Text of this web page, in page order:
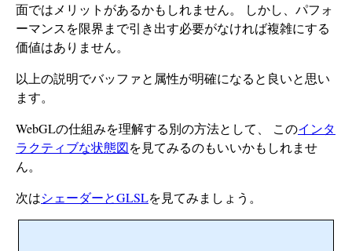
面ではメリットがあるかもしれません。 しかし、パフォ
ーマンスを限界まで引き出す必要がなければ複雑にする
価値はありません。
以上の説明でバッファと属性が明確になると良いと思い
ます。
WebGLの仕組みを理解する別の方法として、 このインタ
ラクティブな状態図を見てみるのもいいかもしれませ
ん。
次はシェーダーとGLSLを見てみましょう。